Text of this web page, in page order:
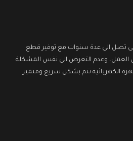
تصل الى عدة سنوات مع توفير قطع
العمل، وعدم التعرض الى نفس المشكلة
الكهربائية تتم بشكل سريع ومتميز.